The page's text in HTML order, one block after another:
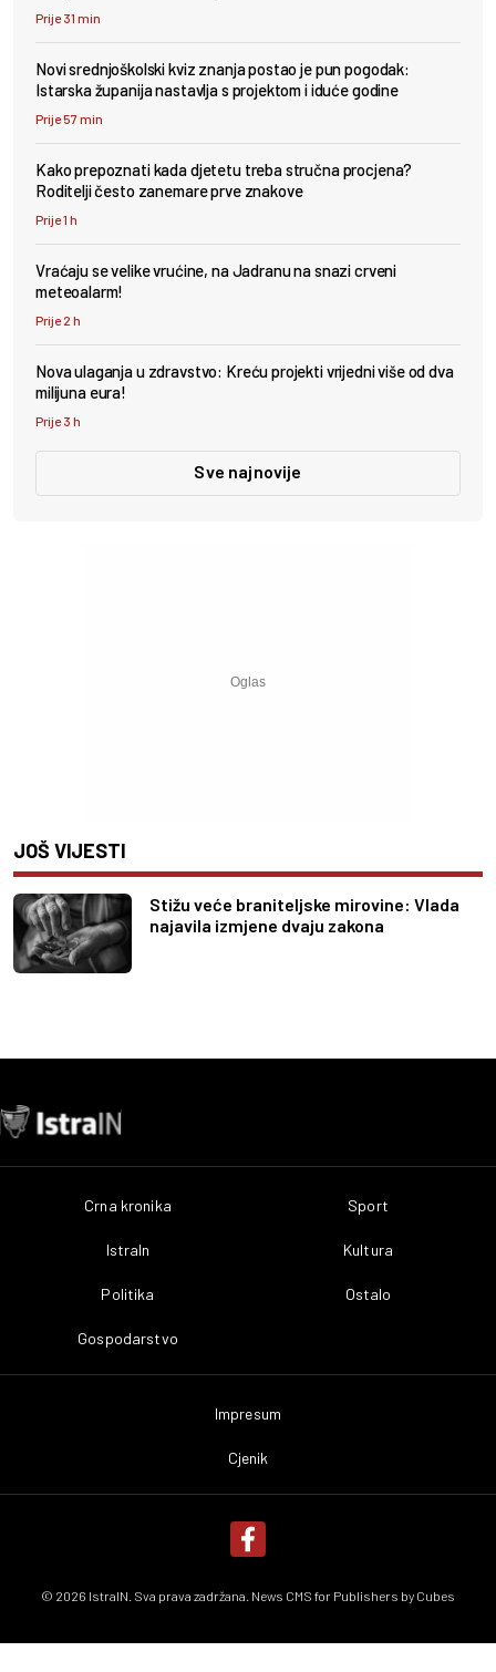
Prije 31 min
Novi srednjoškolski kviz znanja postao je pun pogodak:
Istarska županija nastavlja s projektom i iduće godine
Prije 57 min
Kako prepoznati kada djetetu treba stručna procjena?
Roditelji često zanemare prve znakove
Prije 1 h
Vraćaju se velike vrućine, na Jadranu na snazi crveni
meteoalarm!
Prije 2 h
Nova ulaganja u zdravstvo: Kreću projekti vrijedni više od dva
milijuna eura!
Prije 3 h
Sve najnovije
JOŠ VIJESTI
Stižu veće braniteljske mirovine: Vlada
najavila izmjene dvaju zakona
Crna kronika
IstraIn
Politika
Gospodarstvo
Sport
Kultura
Ostalo
Impresum
Cjenik
© 2026 IstraIN. Sva prava zadržana. News CMS for Publishers by Cubes